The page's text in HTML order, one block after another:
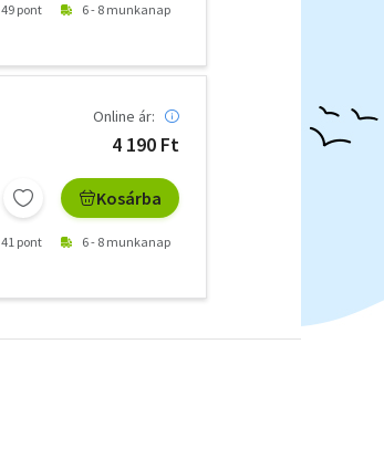
49 pont 6 - 8 munkanap
Online ár:
4 190 Ft
Kosárba
41 pont 6 - 8 munkanap